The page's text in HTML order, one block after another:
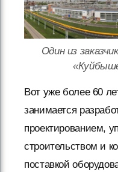
Один из
Вот уже более 60
занимается
проектированием,
строительством и
поставкой